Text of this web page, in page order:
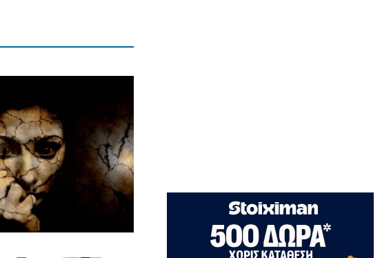
Πτήση Ryanair: Νέα δεδομένα και
αγωγές για το σπασμένο παράθυρο
στο αεροπλάνο!
7|08|2026 | 22:35